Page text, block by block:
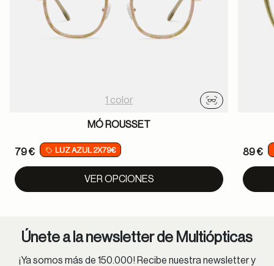
1 color
Probador
MÓ ROUSSET
79 € LUZ AZUL 2X79€
VER OPCIONES
89 €
Únete a la newsletter de Multiópticas
¡Ya somos más de 150.000! Recibe nuestra newsletter y